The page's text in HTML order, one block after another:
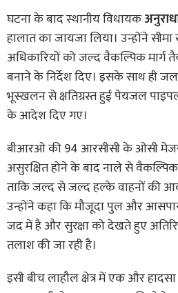
घटना के बाद स्थानीय विधायक
हालात का जायजा लिया। उन्होंने
अधिकारियों को जल्द वैकल्पिक मार्ग
बनाने के निर्देश दिए। इसके साथ ही
भूस्खलन से क्षतिग्रस्त हुई पेयजल
के आदेश दिए गए।
बीआरओ की 94 आरसीसी के ओसी
असुरक्षित होने के बाद नाले से
ताकि जल्द से जल्द हल्के वाहनों की
उन्होंने कहा कि मौजूदा पुल और
जद में है और सुरक्षा को देखते हुए
तलाश की जा रही है।
इसी बीच लाहौल क्षेत्र में एक और